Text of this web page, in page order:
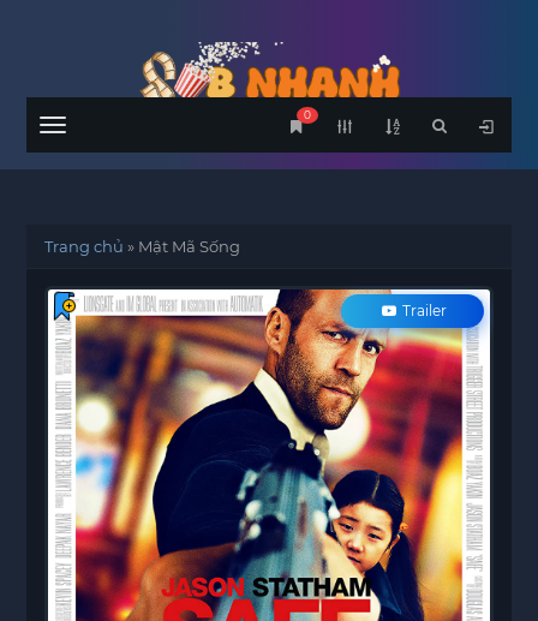
Menu
0
Trang chủ » Mật Mã Sống
Trailer